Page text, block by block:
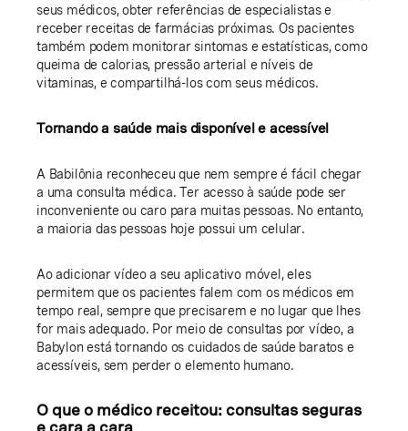
seus médicos, obter referências de especialistas e
receber receitas de farmácias próximas. Os pacientes
também podem monitorar sintomas e estatísticas, como
queima de calorias, pressão arterial e níveis de
vitaminas, e compartilhá-los com seus médicos.
Tornando a saúde mais disponível e acessível
A Babilônia reconheceu que nem sempre é fácil chegar
a uma consulta médica. Ter acesso à saúde pode ser
inconveniente ou caro para muitas pessoas. No entanto,
a maioria das pessoas hoje possui um celular.
Ao adicionar vídeo a seu aplicativo móvel, eles
permitem que os pacientes falem com os médicos em
tempo real, sempre que precisarem e no lugar que lhes
for mais adequado. Por meio de consultas por vídeo, a
Babylon está tornando os cuidados de saúde baratos e
acessíveis, sem perder o elemento humano.
O que o médico receitou: consultas seguras
e cara a cara